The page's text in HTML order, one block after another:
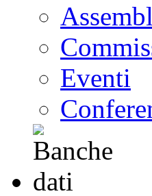
Eventi